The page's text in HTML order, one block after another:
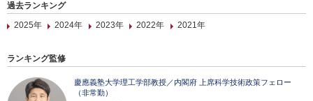
過去ランキング
2025年
2024年 2023年 2022年 2021年
ランキング監修
慶應義塾大学理工学部教授／内閣府 上席科学技術政策フェロー
（非常勤）